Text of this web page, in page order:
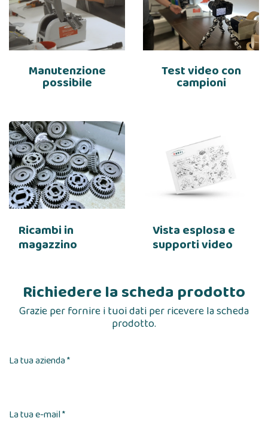
Manutenzione
possibile
Test video con
campioni
Ricambi in
magazzino
Vista esplosa e
supporti video
Richiedere la scheda prodotto
Grazie per fornire i tuoi dati per ricevere la scheda
prodotto.
La tua azienda *
La tua e-mail *